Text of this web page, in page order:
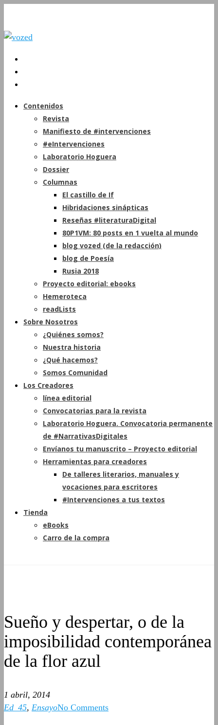
Contenidos
Revista
Manifiesto de #intervenciones
#eIntervenciones
Laboratorio Hoguera
Dossier
Columnas
El castillo de If
Hibridaciones sinápticas
Reseñas #literaturaDigital
80P1VM: 80 posts en 1 vuelta al mundo
blog vozed (de la redacción)
blog de Poesía
Rusia 2018
Proyecto editorial: ebooks
Hemeroteca
readLists
Sobre Nosotros
¿Quiénes somos?
Nuestra historia
¿Qué hacemos?
Somos Comunidad
Los Creadores
línea editorial
Convocatorias para la revista
Laboratorio Hoguera. Convocatoria permanente
de #NarrativasDigitales
Envíanos tu manuscrito – Proyecto editorial
Herramientas para creadores
De talleres literarios, manuales y
vocaciones para escritores
#Intervenciones a tus textos
Tienda
eBooks
Carro de la compra
Sueño y despertar, o de la
imposibilidad contemporánea
de la flor azul
1 abril, 2014
Ed_45, EnsayoNo Comments